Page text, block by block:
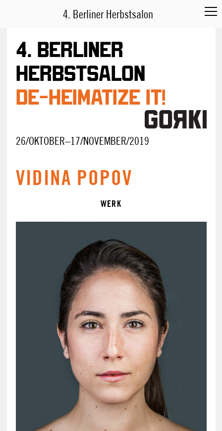
4. Berliner
Herbstsalon
DE-HEIMATIZE IT!
26/OKTOBER–17/NOVEMBER/2019
4. Berliner Herbstsalon
VIDINA POPOV
WERK